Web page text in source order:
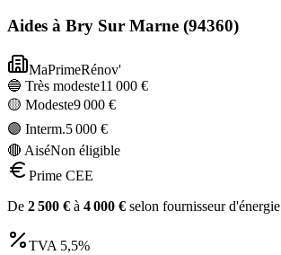
Aides à Bry Sur Marne (94360)
MaPrimeRénov'
🔵 Très modeste11 000 €
🟡 Modeste9 000 €
🟣 Interm.5 000 €
🔴 AiséNon éligible
Prime CEE
De 2 500 € à 4 000 € selon fournisseur d'énergie
TVA 5,5%